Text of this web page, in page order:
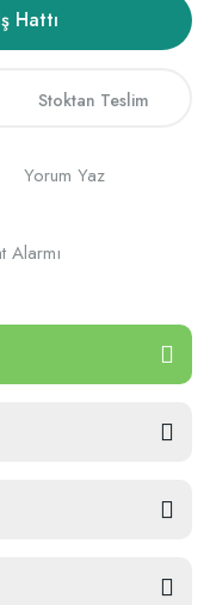
Hattı
Stoktan Teslim
Yorum Yaz
Alarmı